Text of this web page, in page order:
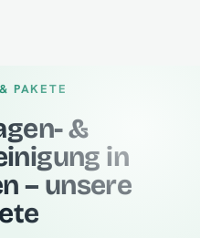
PAKETE
&
in
– unsere